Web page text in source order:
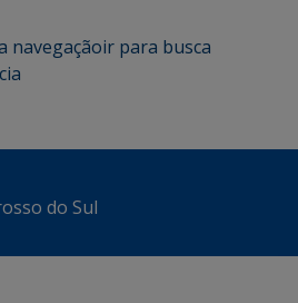
navegaçãoir para busca
do Sul